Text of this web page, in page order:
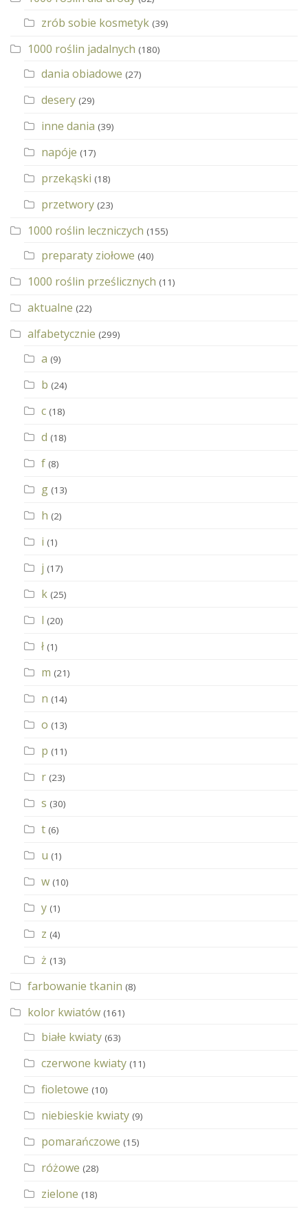
zrób sobie kosmetyk (39)
1000 roślin jadalnych (180)
dania obiadowe (27)
desery (29)
inne dania (39)
napóje (17)
przekąski (18)
przetwory (23)
1000 roślin leczniczych (155)
preparaty ziołowe (40)
1000 roślin prześlicznych (11)
aktualne (22)
alfabetycznie (299)
a (9)
b (24)
c (18)
d (18)
f (8)
g (13)
h (2)
i (1)
j (17)
k (25)
l (20)
ł (1)
m (21)
n (14)
o (13)
p (11)
r (23)
s (30)
t (6)
u (1)
w (10)
y (1)
z (4)
ż (13)
farbowanie tkanin (8)
kolor kwiatów (161)
białe kwiaty (63)
czerwone kwiaty (11)
fioletowe (10)
niebieskie kwiaty (9)
pomarańczowe (15)
różowe (28)
zielone (18)